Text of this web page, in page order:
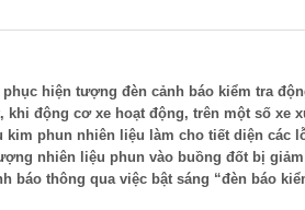
hiện tượng đèn cảnh báo kiểm tra
khi động cơ xe hoạt động, trên một số xe
phun nhiên liệu làm cho tiết diện các
nhiên liệu phun vào buồng đốt bị giảm
báo thông qua việc bật sáng “đèn báo